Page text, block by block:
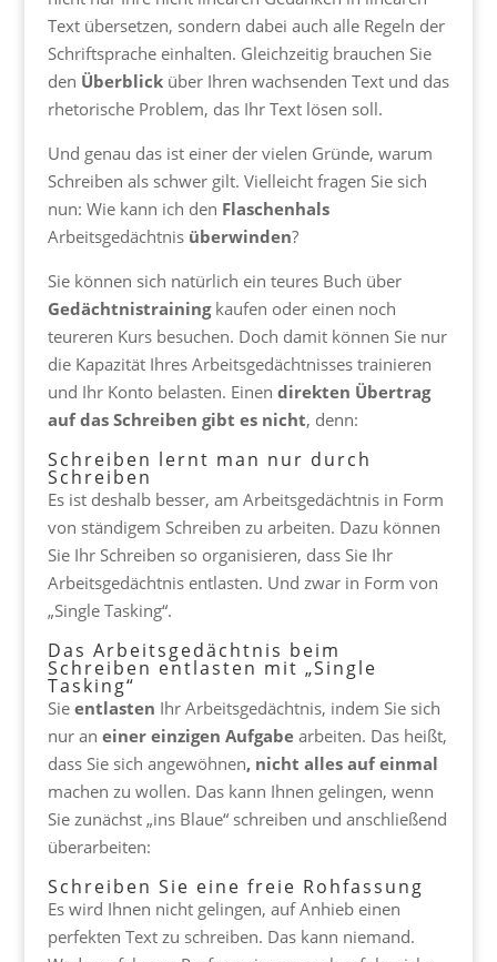
Text übersetzen, sondern dabei auch alle Regeln der
Schriftsprache einhalten. Gleichzeitig brauchen Sie
den Überblicküber Ihren wachsenden Text und das
rhetorische Problem, das Ihr Text lösen soll.
Und genau das ist einer der vielen Gründe, warum
Schreiben als schwer gilt. Vielleicht fragen Sie sich
nun: Wie kann ich den Flaschenhals
Arbeitsgedächtnis überwinden?
Sie können sich natürlich ein teures Buch über
Gedächtnistrainingkaufen oder einen noch
teureren Kurs besuchen. Doch damit können Sie nur
die Kapazität Ihres Arbeitsgedächtnisses trainieren
und Ihr Konto belasten. Einen direkten Übertrag
auf das Schreiben gibt es nicht, denn:
Schreiben lernt man nur durch
Schreiben
Es ist deshalb besser, am Arbeitsgedächtnis in Form
von ständigem Schreiben zu arbeiten. Dazu können
Sie Ihr Schreiben so organisieren, dass Sie Ihr
Arbeitsgedächtnis entlasten. Und zwar in Form von
„Single Tasking“.
Das Arbeitsgedächtnis beim
Schreiben entlasten mit „Single
Tasking“
Sie entlasten Ihr Arbeitsgedächtnis, indem Sie sich
nur an einer einzigen Aufgabearbeiten. Das heißt,
dass Sie sich angewöhnen, nicht alles auf einmal
machen zu wollen. Das kann Ihnen gelingen, wenn
Sie zunächst „ins Blaue“ schreiben und anschließend
überarbeiten:
Schreiben Sie eine freie Rohfassung
Es wird Ihnen nicht gelingen, auf Anhieb einen
perfekten Text zu schreiben. Das kann niemand.